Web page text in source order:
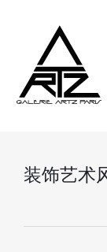
装饰艺术